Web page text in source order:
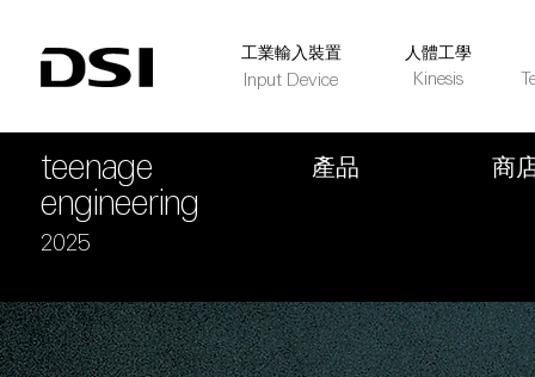
​工業輸入裝置
Input Device
人體工學
Kinesis
teenage
engineering
2025
​產品​ 商